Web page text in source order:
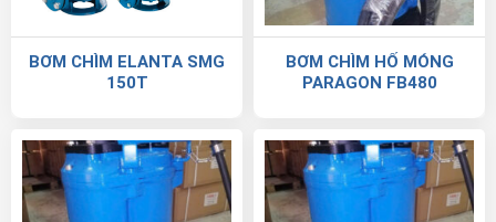
BƠM CHÌM ELANTA SMG
150T
BƠM CHÌM HỐ MÓNG
PARAGON FB480